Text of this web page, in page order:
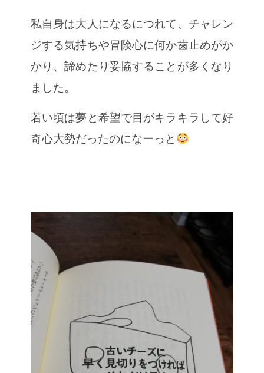
私自身は大人になるにつれて、チャレン
ジする気持ちや冒険心に何か歯止めがか
かり、諦めたり妥協することが多くなり
ました。
若い頃は夢と希望で目がキラキラして好
奇心大勢だったのになーっと